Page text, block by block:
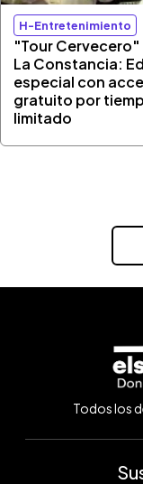
H-Entretenimiento
"Tour Cervecero"
La Constancia:
especial con
gratuito por
limitado
Todos los